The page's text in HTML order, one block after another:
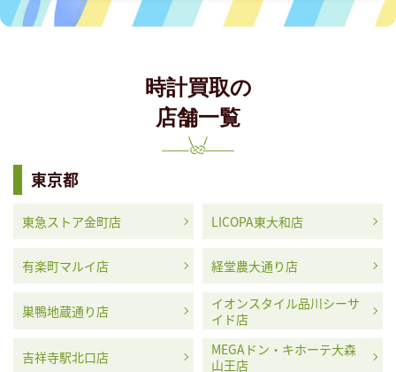
時計買取の
店舗一覧
東京都
東急ストア金町店 LICOPA東大和店
有楽町マルイ店 経堂農大通り店
巣鴨地蔵通り店
イオンスタイル品川シーサ
イド店
吉祥寺駅北口店
MEGAドン・キホーテ大森
山王店